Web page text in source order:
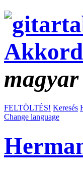
FELTÖLTÉS! Keresés
Change language